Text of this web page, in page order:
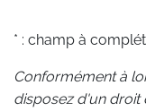
* : champ à
Conformément à
disposez d'un droit